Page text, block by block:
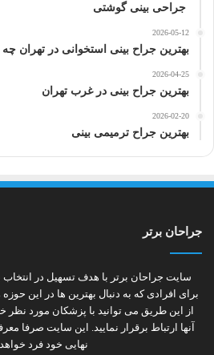
جراحی بینی گوشتی
2026-05-12
بهترین جراح بینی استخوانی در تهران
2026-04-25
بهترین جراح بینی در غرب تهران
2026-02-20
بهترین جراح ترمیمی بینی
جراحان برتر
سایت جراحان برتر با هدف تسهیل در
برای افرادی که به دنبال بهترین ها در این
از این طریق می توانید با پزشکان مورد نظر
آنها ارتباط برقرار نمایید. این سایت صرفا
نهایی خود فرد خواهد